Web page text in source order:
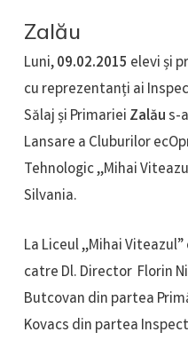
Zalău
Luni,09.02.2015 elevi și
cu reprezentanți ai
Sălaj și Primariei Zalăus-
Lansare a Cluburilor
Tehnologic ,,Mihai
Silvania.
La Liceul ,,Mihai
catre Dl. Director Florin
Butcovan din partea
Kovacs din partea